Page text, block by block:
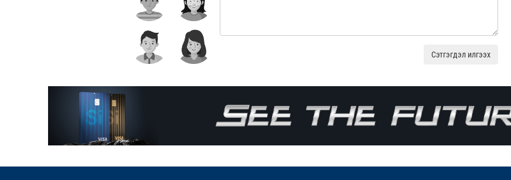
Сэтгэгдэл илгээх